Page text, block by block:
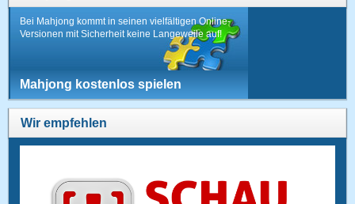
Bei Mahjong kommt in seinen vielfältigen Online-
Versionen mit Sicherheit keine Langeweile auf!
Mahjong kostenlos spielen
Wir empfehlen